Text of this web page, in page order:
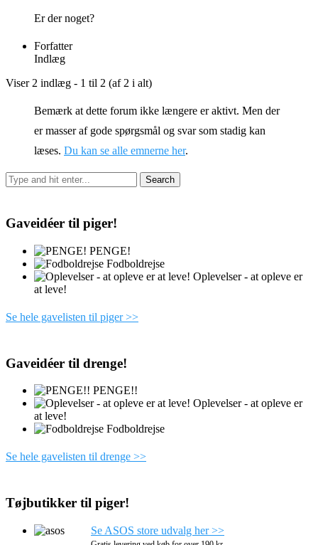
Er der noget?
Forfatter
Indlæg
Viser 2 indlæg - 1 til 2 (af 2 i alt)
Bemærk at dette forum ikke længere er aktivt. Men der
er masser af gode spørgsmål og svar som stadig kan
læses. Du kan se alle emnerne her.
Gaveidéer til piger!
PENGE!
Fodboldrejse
Oplevelser - at opleve er
at leve!
Se hele gavelisten til piger >>
Gaveidéer til drenge!
PENGE!!
Oplevelser - at opleve er
at leve!
Fodboldrejse
Se hele gavelisten til drenge >>
Tøjbutikker til piger!
Se ASOS store udvalg her >>